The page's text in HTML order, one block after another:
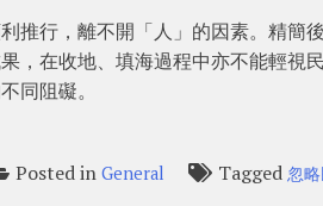
推行，離不開「人」的因素。精簡
，在收地、填海過程中亦不能輕視
同阻礙。
Posted inGeneral Tagged忽